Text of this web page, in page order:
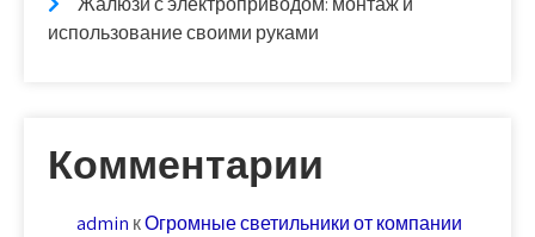
использование своими руками
Комментарии
admin кОгромные светильники от компании